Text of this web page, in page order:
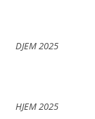
DJEM 2025
HJEM 2025